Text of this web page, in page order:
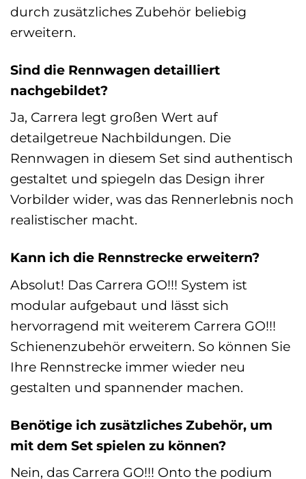
durch zusätzliches Zubehör beliebig
erweitern.
Sind die Rennwagen detailliert
nachgebildet?
Ja, Carrera legt großen Wert auf
detailgetreue Nachbildungen. Die
Rennwagen in diesem Set sind authentisch
gestaltet und spiegeln das Design ihrer
Vorbilder wider, was das Rennerlebnis noch
realistischer macht.
Kann ich die Rennstrecke erweitern?
Absolut! Das Carrera GO!!! System ist
modular aufgebaut und lässt sich
hervorragend mit weiterem Carrera GO!!!
Schienenzubehör erweitern. So können Sie
Ihre Rennstrecke immer wieder neu
gestalten und spannender machen.
Benötige ich zusätzliches Zubehör, um
mit dem Set spielen zu können?
Nein, das Carrera GO!!! Onto the podium